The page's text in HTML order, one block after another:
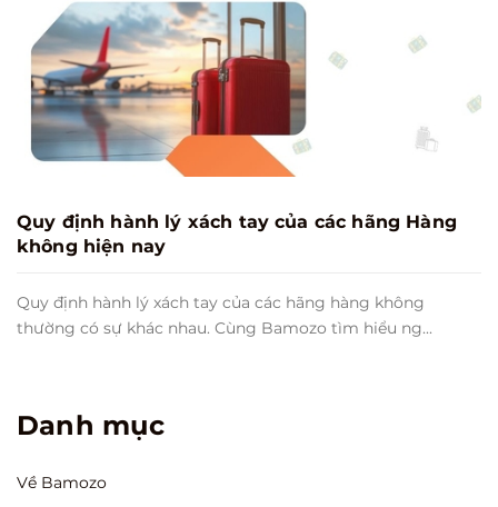
Quy định hành lý xách tay của các hãng Hàng
không hiện nay
Quy định hành lý xách tay của các hãng hàng không
thường có sự khác nhau. Cùng Bamozo tìm hiểu ng...
Danh mục
Về Bamozo